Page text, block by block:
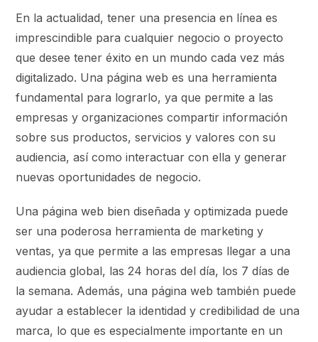
En la actualidad, tener una presencia en línea es
imprescindible para cualquier negocio o proyecto
que desee tener éxito en un mundo cada vez más
digitalizado. Una página web es una herramienta
fundamental para lograrlo, ya que permite a las
empresas y organizaciones compartir información
sobre sus productos, servicios y valores con su
audiencia, así como interactuar con ella y generar
nuevas oportunidades de negocio.
Una página web bien diseñada y optimizada puede
ser una poderosa herramienta de marketing y
ventas, ya que permite a las empresas llegar a una
audiencia global, las 24 horas del día, los 7 días de
la semana. Además, una página web también puede
ayudar a establecer la identidad y credibilidad de una
marca, lo que es especialmente importante en un